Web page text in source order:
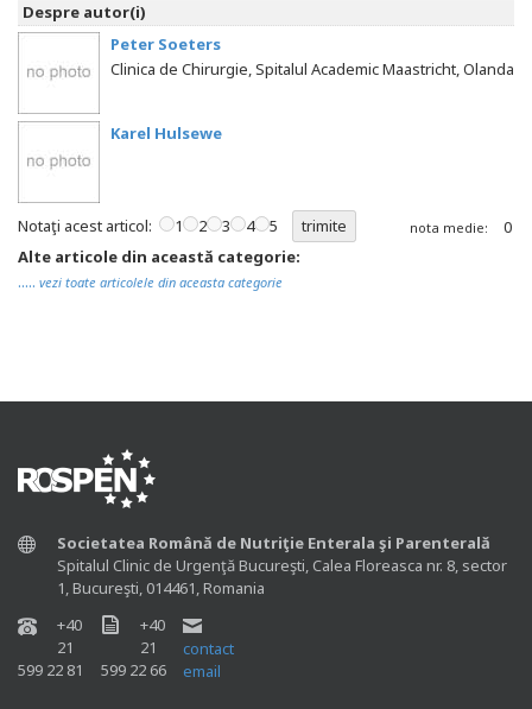
Despre autor(i)
Peter Soeters
Clinica de Chirurgie, Spitalul Academic Maastricht, Olanda
Karel Hulsewe
Notaţi acest articol: 1 2 3 4 5 nota medie:
0
Alte articole din această categorie:
..... vezi toate articolele din aceasta categorie
Societatea Română de Nutriţie Enterala şi Parenterală
Spitalul Clinic de Urgenţă Bucureşti, Calea Floreasca nr. 8, sector
1, Bucureşti, 014461, Romania
+40
21
599 22 81
+40
21
599 22 66
contact
email